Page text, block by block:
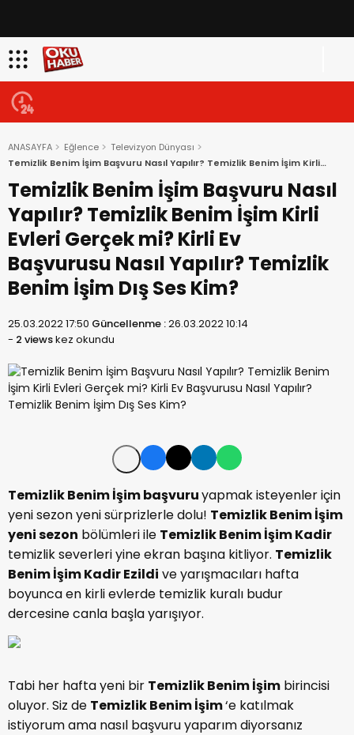
ANASAYFA Eğlence
Televizyon Dünyası
Temizlik Benim İşim Başvuru Nasıl Yapılır? Temizlik Benim İşim Kirli
Evleri Gerçek mi? Kirli Ev Başvurusu Nasıl Yapılır? Temizlik Benim İşim
Dış Ses Kim?
Temizlik Benim İşim Başvuru Nasıl
Yapılır? Temizlik Benim İşim Kirli
Evleri Gerçek mi? Kirli Ev
Başvurusu Nasıl Yapılır? Temizlik
Benim İşim Dış Ses Kim?
25.03.2022 17:50 Güncellenme :26.03.2022 10:14
- 2 viewskez okundu
Temizlik Benim İşim başvuruyapmak isteyenler için
yeni sezon yeni sürprizlerle dolu! Temizlik Benim İşim
yeni sezon bölümleri ile Temizlik Benim İşim Kadir
temizlik severleri yine ekran başına kitliyor. Temizlik
Benim İşim Kadir Ezildi ve yarışmacıları hafta
boyunca en kirli evlerde temizlik kuralı budur
dercesine canla başla yarışıyor.
Tabi her hafta yeni bir Temizlik Benim İşim birincisi
oluyor. Siz de Temizlik Benim İşim‘e katılmak
istiyorum ama nasıl başvuru yaparım diyorsanız